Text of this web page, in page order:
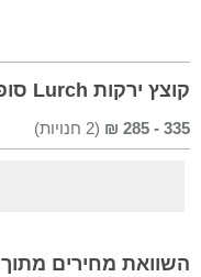
קוצץ ירקות Lurch סופר פורס ירקות ספירלי אופקי
335
-
285
₪
(
2 חנויות)
השוואת מחירים מתוך 2 חנויות